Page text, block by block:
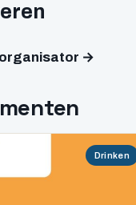
organisator →
Drinken